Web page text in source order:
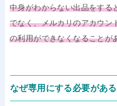
中身がわからない出品をする
でなく、メルカリのアカウン
の利用ができなくなることが
なぜ専用にする必要があ